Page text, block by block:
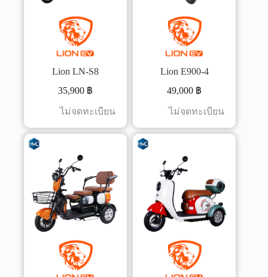
Lion LN-S8
35,900 ฿
ไม่จดทะเบียน
Lion E900-4
49,000 ฿
ไม่จดทะเบียน